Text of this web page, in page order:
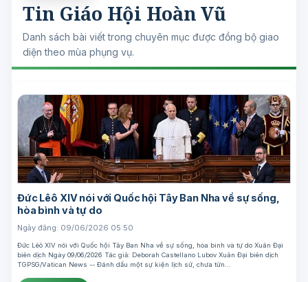
Tin Giáo Hội Hoàn Vũ
Danh sách bài viết trong chuyên mục được đồng bộ giao
diện theo mùa phụng vụ.
Đức Lêô XIV nói với Quốc hội Tây Ban Nha về sự sống,
hòa bình và tự do
Ngày đăng: 09/06/2026 05:50
Đức Lêô XIV nói với Quốc hội Tây Ban Nha về sự sống, hòa bình và tự do Xuân Đại
biên dịch Ngày 09/06/2026 Tác giả: Deborah Castellano Lubov Xuân Đại biên dịch
TGPSG/Vatican News -- Đánh dấu một sự kiện lịch sử, chưa từn…